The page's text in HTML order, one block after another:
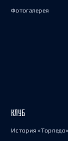
Фотогалерея
КЛУБ
История «Торпедо»